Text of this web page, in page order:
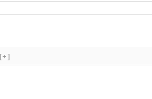
[+]